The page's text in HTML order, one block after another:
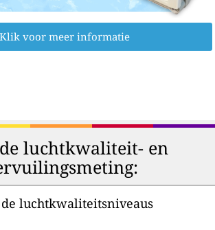
Klik voor meer informatie
luchtkwaliteit- en
de luchtkwaliteitsniveaus